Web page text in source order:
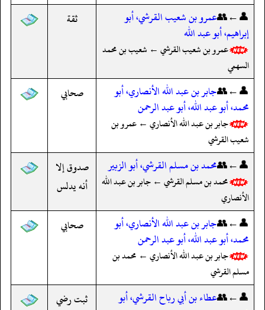
👤←👥عمرو بن شعيب القرشي، أبو
إبراهيم، أبو عبد الله
عمرو بن شعيب القرشي ← شعيب بن محمد
السهمي
ثقة
👤←👥جابر بن عبد الله الأنصاري، أبو
محمد، أبو عبد الله، أبو عبد الرحمن
جابر بن عبد الله الأنصاري ← عمرو بن
شعيب القرشي
صحابي
👤←👥محمد بن مسلم القرشي، أبو الزبير
محمد بن مسلم القرشي ← جابر بن عبد الله
الأنصاري
صدوق إلا
أنه يدلس
👤←👥جابر بن عبد الله الأنصاري، أبو
محمد، أبو عبد الله، أبو عبد الرحمن
جابر بن عبد الله الأنصاري ← محمد بن
مسلم القرشي
صحابي
👤←👥عطاء بن أبي رباح القرشي، أبو
ثبت رضي